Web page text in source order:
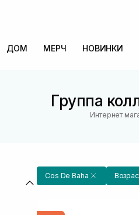
ДОМ МЕРЧ НОВИНКИ
Группа
Интернет
Cos De Baha